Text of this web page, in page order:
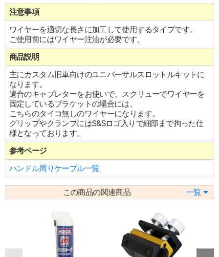
注意事項
ワイヤーを適切な長さに加工して使用するタイプです。
ご使用前にはワイヤー注油が必要です。
商品説明
主にカスタム旧車向けのユニバーサルスロットルキットに
なります。
適合のキャブレターをお使いで、スクリューでワイヤーを
固定しているブラケットの場合には、
こちらのタイコ無しのワイヤーになります。
グリップやクランプにはS&Sロゴ入りで細部まで拘った仕
様となっております。
参考ページ
ハンドル周りケーブル一覧
この商品の関連商品 一覧